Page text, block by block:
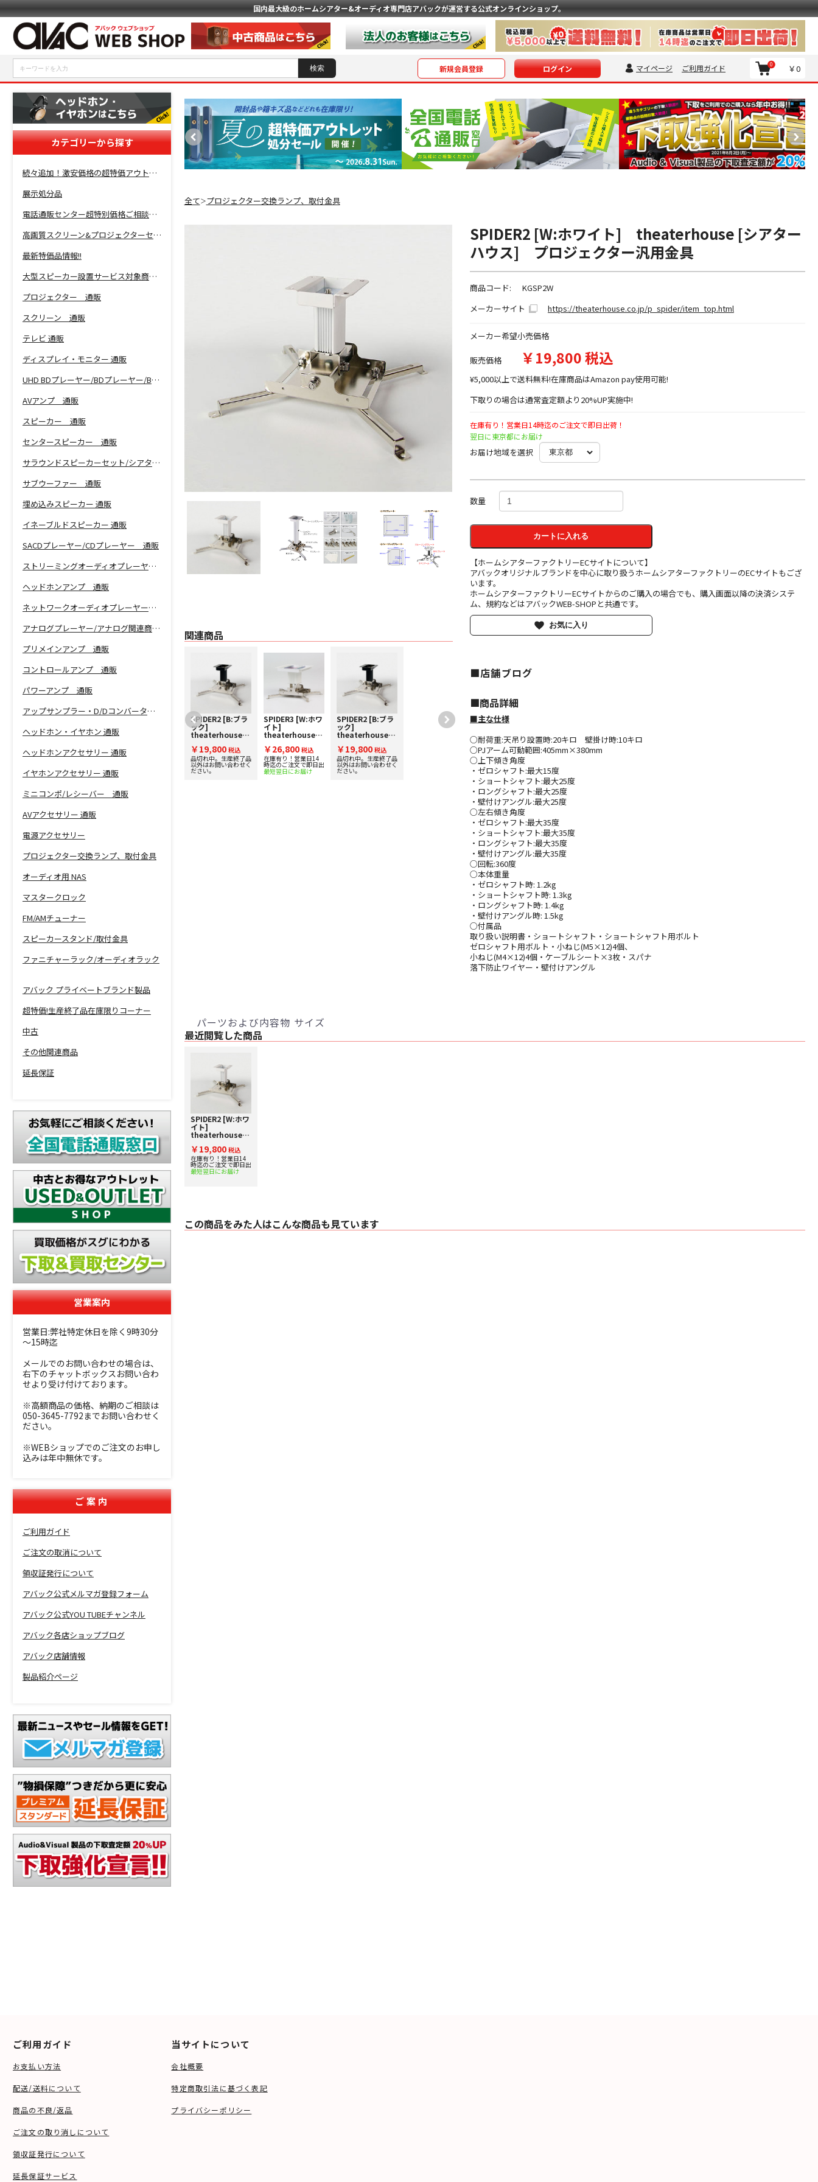
国内最大級のホームシアター&オーディオ専門店アバックが運営する公式オンラインショップ。
新規会員登録 ログイン マイページ ご利用ガイド ￥0
0
カテゴリーから探す
続々追加！激安価格の超特価アウトレットセール開催！
展示処分品
電話通販センター超特別価格ご相談コーナー！
高画質スクリーン&プロジェクターセット超特価！
最新特価品情報!!
大型スピーカー設置サービス対象商品！
プロジェクター 通販
スクリーン 通販
テレビ 通販
ディスプレイ・モニター 通販
UHD BDプレーヤー/BDプレーヤー/BDレコーダー 通販
AVアンプ 通販
スピーカー 通販
センタースピーカー 通販
サラウンドスピーカーセット/シアターバー 通販
サブウーファー 通販
埋め込みスピーカー 通販
イネーブルドスピーカー 通販
SACDプレーヤー/CDプレーヤー 通販
ストリーミングオーディオプレーヤー 通販
ヘッドホンアンプ 通販
ネットワークオーディオプレーヤー 通販
アナログプレーヤー/アナログ関連商品 通販
プリメインアンプ 通販
コントロールアンプ 通販
パワーアンプ 通販
アップサンプラー・D/Dコンバーター 通販
ヘッドホン・イヤホン 通販
ヘッドホンアクセサリー 通販
イヤホンアクセサリー 通販
ミニコンポ/レシーバー 通販
AVアクセサリー 通販
電源アクセサリー
プロジェクター交換ランプ、取付金具
オーディオ用 NAS
マスタークロック
FM/AMチューナー
スピーカースタンド/取付金具
ファニチャーラック/オーディオラック
アバック プライベートブランド製品
超特価!生産終了品在庫限りコーナー
中古
その他関連商品
延長保証
営業案内
営業日:弊社特定休日を除く9時30分
～15時迄
メールでのお問い合わせの場合は、
右下のチャットボックスお問い合わ
せより受け付けております。
※高額商品の価格、納期のご相談は
050-3645-7792までお問い合わせく
ださい。
※WEBショップでのご注文のお申し
込みは年中無休です。
ご案内
ご利用ガイド
ご注文の取消について
領収証発行について
アバック公式メルマガ登録フォーム
アバック公式YOU TUBEチャンネル
アバック各店ショップブログ
アバック店舗情報
製品紹介ページ
全て＞プロジェクター交換ランプ、取付金具
関連商品
イト]
theaterhouse
ス] プロジェク
ター汎用金具
￥26,800
在庫有り！営業日14
最短翌日にお届け
SPIDER2 [B:ブラ
ック]
theaterhouse
ス] プロジェク
ター汎用金具
￥19,800 税込
品切れ中。生産終了品
以外はお問い合わせく
ださい。
SPIDER3 [W:ホワ
イト]
theaterhouse
ス] プロジェク
ター汎用金具
￥26,800 税込
在庫有り！営業日14
時迄のご注文で即日出
最短翌日にお届け
SPIDER2 [B:ブラ
ック]
theaterhouse
ス] プロジェク
ター汎用金具
￥19,800 税込
品切れ中。生産終了品
以外はお問い合わせく
ださい。
SPIDER2 [W:ホワイト] theaterhouse [シアター
ハウス] プロジェクター汎用金具
商品コード:
KGSP2W
メーカーサイト
https://theaterhouse.co.jp/p_spider/item_top.html
メーカー希望小売価格
販売価格 ￥19,800 税込
¥5,000以上で送料無料!在庫商品はAmazon pay使用可能!
下取りの場合は通常査定額より20%UP実施中!
在庫有り！営業日14時迄のご注文で即日出荷！
翌日に東京都にお届け
お届け地域を選択
数量
カートに入れる
【ホームシアターファクトリーECサイトについて】
アバックオリジナルブランドを中心に取り扱うホームシアターファクトリーのECサイトもござ
います。
ホームシアターファクトリーECサイトからのご購入の場合でも、購入画面以降の決済システ
ム、規約などはアバックWEB-SHOPと共通です。
お気に入り
■店舗ブログ
■︎商品詳細
■主な仕様
○耐荷重:天吊り設置時:20キロ 壁掛け時:10キロ
○PJアーム可動範囲:405mm×380mm
○上下傾き角度
・ゼロシャフト:最大15度
・ショートシャフト:最大25度
・ロングシャフト:最大25度
・壁付けアングル:最大25度
○左右傾き角度
・ゼロシャフト:最大35度
・ショートシャフト:最大35度
・ロングシャフト:最大35度
・壁付けアングル:最大35度
○回転:360度
○本体重量
・ゼロシャフト時: 1.2kg
・ショートシャフト時: 1.3kg
・ロングシャフト時: 1.4kg
・壁付けアングル時: 1.5kg
○付属品
取り扱い説明書・ショートシャフト・ショートシャフト用ボルト
ゼロシャフト用ボルト・小ねじ(M5×12)4個、
小ねじ(M4×12)4個・ケーブルシート×3枚・スパナ
落下防止ワイヤー・壁付けアングル
パーツおよび内容物 サイズ
最近閲覧した商品
SPIDER2 [W:ホワ
イト]
theaterhouse
ス] プロジェク
ター汎用金具
￥19,800 税込
在庫有り！営業日14
時迄のご注文で即日出
最短翌日にお届け
この商品をみた人はこんな商品も見ています
ご利用ガイド
お支払い方法
配送/送料について
商品の不良/返品
ご注文の取り消しについて
領収証発行について
延長保証サービス
当サイトについて
会社概要
特定商取引法に基づく表記
プライバシーポリシー